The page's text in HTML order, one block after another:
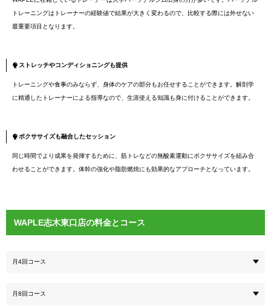
トレーニングはトレーナーの経験値で結果が大きく変わるので、比較する際には外せない
最重要項目となります。
ストレッチやコンディショニングも提供
トレーニングや食事のみならず、身体のケアの部分もお任せすることができます。解剖学
に精通したトレーナーによる指導なので、生涯使える知識も身に付けることができます。
ボクササイズも融合したセッション
同じ時間でより成果を発揮するために、筋トレなどの無酸素運動にボクササイズを組み合
わせることができます。体幹の強化や脂肪燃焼にも効果的なアプローチとなっています。
WAPLE志木東口店の料金とコース
月4回コース
月8回コース